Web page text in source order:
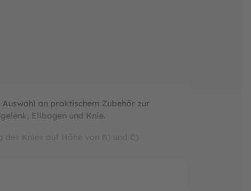
an praktischem Zubehör zur
Ellbogen und Knie.
Knies auf Höhe von B) und C)